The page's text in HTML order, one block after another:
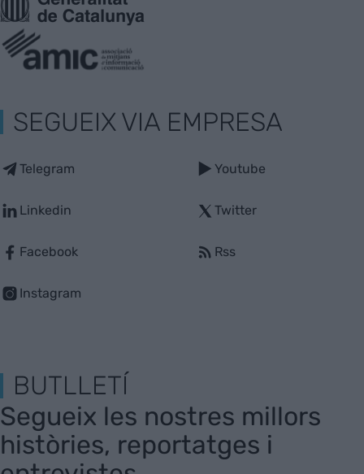
SEGUEIX VIA EMPRESA
Telegram
Linkedin
Facebook
Instagram
Youtube
Twitter
Rss
BUTLLETÍ
Segueix les nostres millors
històries, reportatges i